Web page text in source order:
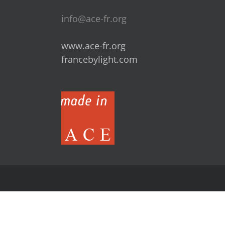
info@ace-fr.org
www.ace-fr.org
francebylight.com